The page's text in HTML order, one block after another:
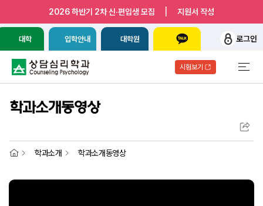
대학 입학안내 대학원
2026 하반기 2차 신·편입생 모집 지원서 작성
로그인
시험보기
학과소개동영상
학과소개 학과소개동영상